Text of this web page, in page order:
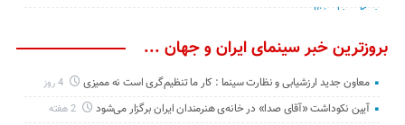
بروزترین خبر سینمای ایران و جهان ...
معاون جدید ارزشیابی و نظارت سینما : کار ما تنظیم‌گری است نه ممیزی 4 روز
آیین نکوداشت «آقای صدا» در خانه‌ی هنرمندان ایران برگزار می‌شود 2 هفته